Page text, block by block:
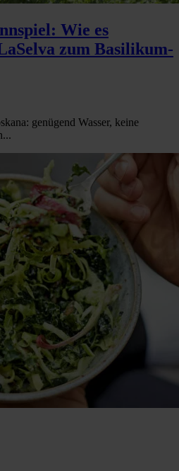
Wie es
zum Basilikum-
genügend Wasser, keine